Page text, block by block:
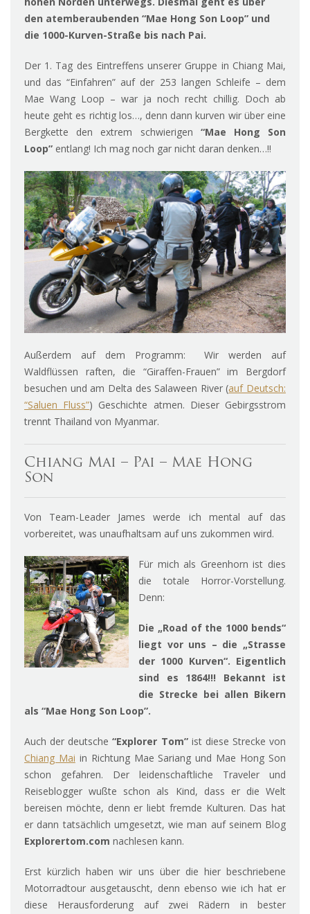
den atemberaubenden “Mae Hong Son Loop” und
die 1000-Kurven-Straße bis nach Pai.
Der 1. Tag des Eintreffens unserer Gruppe in Chiang Mai,
und das “Einfahren” auf der 253 langen Schleife – dem
Mae Wang Loop – war ja noch recht chillig. Doch ab
heute geht es richtig los…, denn dann kurven wir über eine
Bergkette den extrem schwierigen “Mae Hong Son
Loop” entlang! Ich mag noch gar nicht daran denken…!!
Außerdem auf dem Programm: Wir werden auf
Waldflüssen raften, die “Giraffen-Frauen” im Bergdorf
besuchen und am Delta des Salaween River (auf Deutsch:
“Saluen Fluss”) Geschichte atmen. Dieser Gebirgsstrom
trennt Thailand von Myanmar.
Chiang Mai – Pai – Mae Hong
Son
Von Team-Leader James werde ich mental auf das
vorbereitet, was unaufhaltsam auf uns zukommen wird.
Für mich als Greenhorn ist dies
die totale Horror-Vorstellung.
Denn:
Die „Road of the 1000 bends“
liegt vor uns – die „Strasse
der 1000 Kurven“. Eigentlich
sind es 1864!!! Bekannt ist
die Strecke bei allen Bikern
als “Mae Hong Son Loop”.
Auch der deutsche“Explorer Tom” ist diese Strecke von
Chiang Mai in Richtung Mae Sariang und Mae Hong Son
schon gefahren. Der leidenschaftliche Traveler und
Reiseblogger wußte schon als Kind, dass er die Welt
bereisen möchte, denn er liebt fremde Kulturen. Das hat
er dann tatsächlich umgesetzt, wie man auf seinem Blog
Explorertom.com nachlesen kann.
Erst kürzlich haben wir uns über die hier beschriebene
Motorradtour ausgetauscht, denn ebenso wie ich hat er
diese Herausforderung auf zwei Rädern in bester